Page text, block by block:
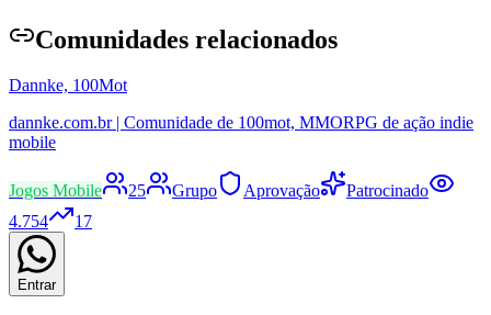
Comunidades relacionados
Dannke, 100Mot
dannke.com.br | Comunidade de 100mot, MMORPG de ação indie
mobile
Jogos Mobile 25 Grupo Aprovação
Patrocinado
4.754
17
Entrar